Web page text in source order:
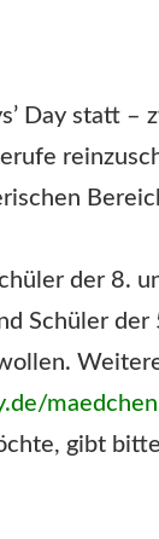
Day statt
der 8.
Schüler
maedchen
gibt